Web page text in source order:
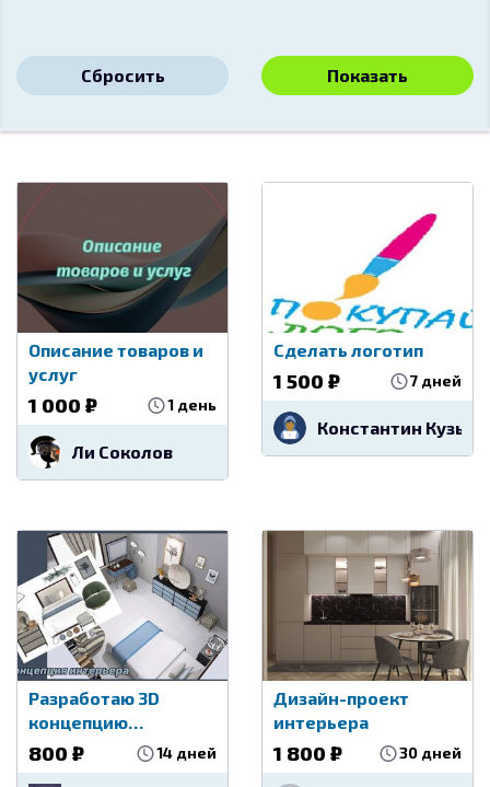
Сбросить Показать
Описание товаров и
услуг
1 000 ₽ 1 день
Ли Соколов
Сделать логотип
1 500 ₽ 7 дней
Константин
Разработаю 3D
концепцию
интерьера
800 ₽ 14 дней
Дизайн-проект
интерьера
1 800 ₽ 30 дней